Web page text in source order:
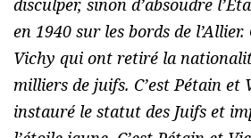
disculper, sinon d’absoudre
en 1940 sur les bords de l’Allier.
Vichy qui ont retiré la
milliers de juifs. C’est Pétain et
instauré le statut des Juifs et